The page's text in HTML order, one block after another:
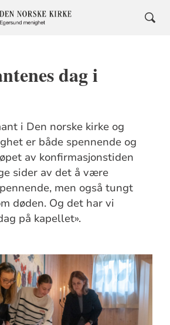
dag i
i Den norske kirke og
er både spennende og
av konfirmasjonstiden
sider av det å være
men også tungt
døden. Og det har vi
på kapellet».